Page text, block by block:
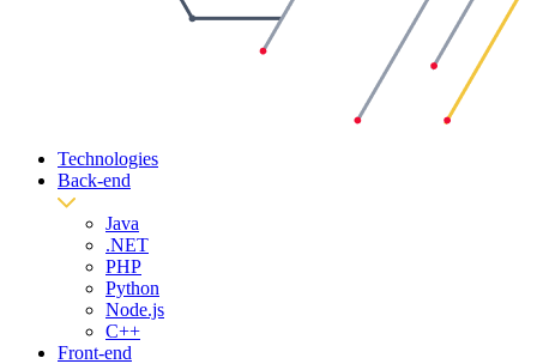
Technologies
Back-end
Java
.NET
PHP
Python
Node.js
C++
Front-end